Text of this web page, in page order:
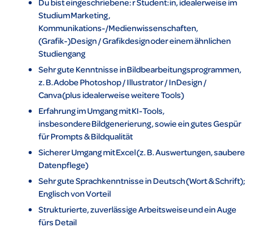
Du bist eingeschriebene: r Student:in, idealerweise im
Studium Marketing,
Kommunikations-/Medienwissenschaften,
(Grafik-)Design / Grafikdesign oder einem ähnlichen
Studiengang
Sehr gute Kenntnisse in Bildbearbeitungsprogrammen,
z. B. Adobe Photoshop / Illustrator / InDesign /
Canva (plus idealerweise weitere Tools)
Erfahrung im Umgang mit KI-Tools,
insbesondere Bildgenerierung, sowie ein gutes Gespür
für Prompts & Bildqualität
Sicherer Umgang mit Excel (z. B. Auswertungen, saubere
Datenpflege)
Sehr gute Sprachkenntnisse in Deutsch (Wort & Schrift);
Englisch von Vorteil
Strukturierte, zuverlässige Arbeitsweise und ein Auge
fürs Detail